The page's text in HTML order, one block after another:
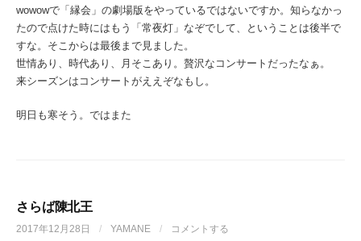
wowowで「縁会」の劇場版をやっているではないですか。知らなかっ
たので点けた時にはもう「常夜灯」なぞでして、ということは後半で
すな。そこからは最後まで見ました。
世情あり、時代あり、月そこあり。贅沢なコンサートだったなぁ。
来シーズンはコンサートがええぞなもし。
明日も寒そう。ではまた
さらば陳北王
2017年12月28日 / YAMANE / コメントする